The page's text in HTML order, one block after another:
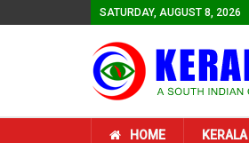
SATURDAY, AUGUST 8, 2026
HOME KERALA